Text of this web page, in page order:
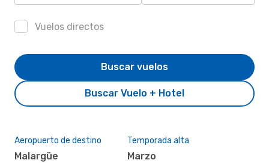
Vuelos directos
Buscar Vuelo + Hotel
Buscar vuelos
Aeropuerto de destino
Malargüe
Temporada alta
marzo